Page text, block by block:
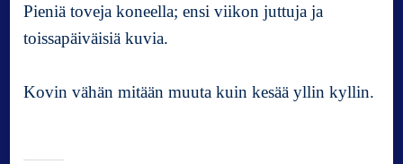
Pieniä toveja koneella; ensi viikon juttuja ja
toissapäiväisiä kuvia.
Kovin vähän mitään muuta kuin kesää yllin kyllin.